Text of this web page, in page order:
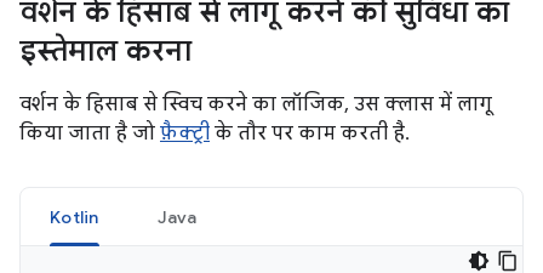
वर्शन के हिसाब से लागू करने की सुविधा का
इस्तेमाल करना
वर्शन के हिसाब से स्विच करने का लॉजिक, उस क्लास में लागू
किया जाता है जो फ़ैक्ट्री के तौर पर काम करती है.
Kotlin Java